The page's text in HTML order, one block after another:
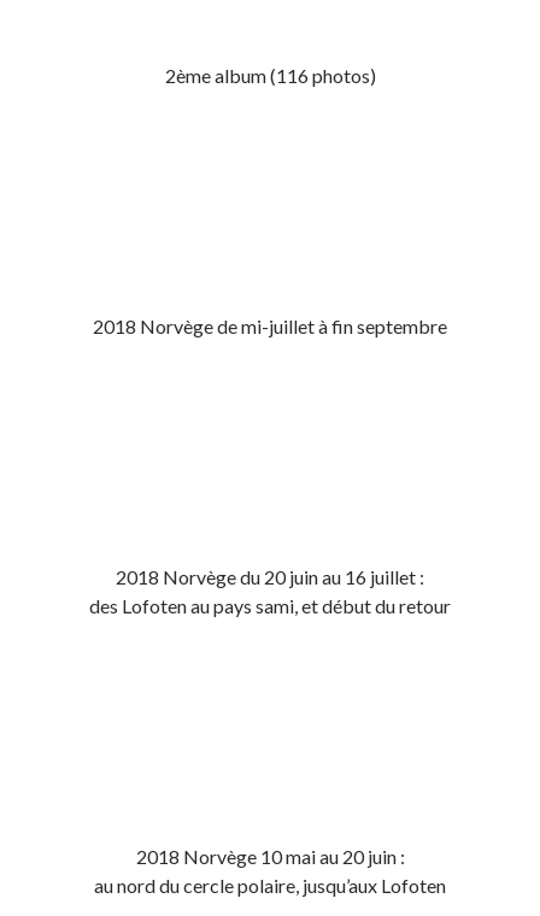
2ème album (116 photos)
2018 Norvège de mi-juillet à fin septembre
2018 Norvège du 20 juin au 16 juillet :
des Lofoten au pays sami, et début du retour
2018 Norvège 10 mai au 20 juin :
au nord du cercle polaire, jusqu’aux Lofoten